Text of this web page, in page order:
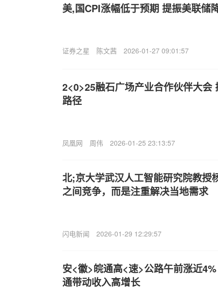
美,国CPI涨幅低于预期 提振美联储
证券之星 陈文茜 2026-01-27 09:01:57
2<0>25融石广场产业合作伙伴大会
路径
凤凰网 周伟 2026-01-25 23:13:57
北;京大学武汉人工智能研究院教授
之间竞争，而是注重解决当地需求
闪电新闻 2026-01-29 12:29:57
安<徽>皖通高<速>公路午前涨近
通带动收入高增长